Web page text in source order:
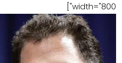
width="800"]